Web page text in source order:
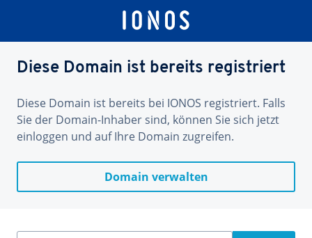
Diese Domain ist bereits registriert
Diese Domain ist bereits bei IONOS registriert. Falls
Sie der Domain-Inhaber sind, können Sie sich jetzt
einloggen und auf Ihre Domain zugreifen.
Domain verwalten